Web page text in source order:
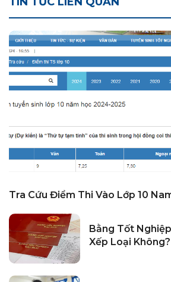
Tra Cứu Điểm Thi Vào Lớp 10
Bằng Tốt
Xếp Loại Không?